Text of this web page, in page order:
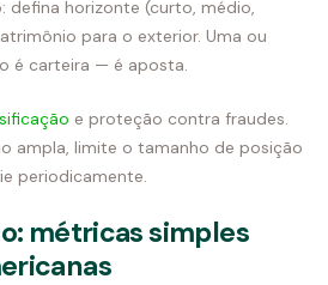
defina horizonte (curto, médio,
para o exterior. Uma ou
é carteira — é aposta.
e proteção contra fraudes.
ampla, limite o tamanho de posição
periodicamente.
métricas simples